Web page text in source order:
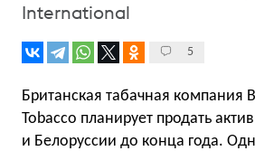
International
5
Британская табачная компания
Tobacco планирует продать
и Белоруссии до конца года.